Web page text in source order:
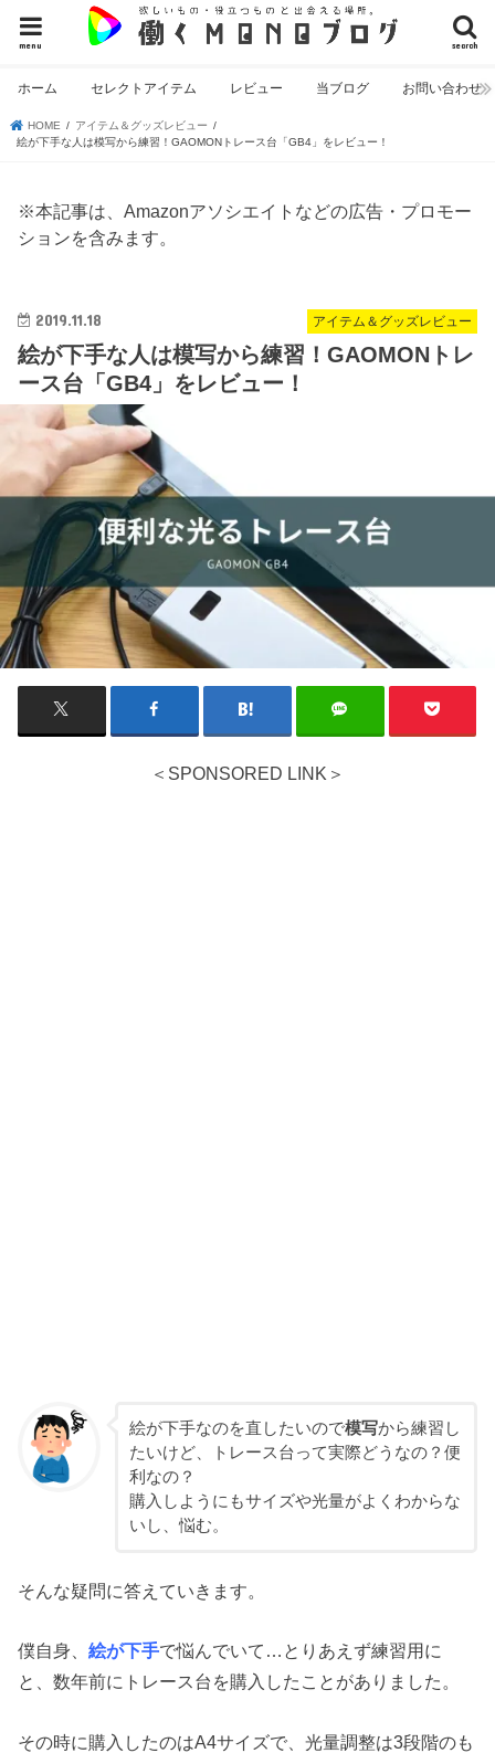
search
menu
ホーム セレクトアイテム レビュー 当ブログ お問い合わせ
HOME
アイテム＆グッズレビュー
絵が下手な人は模写から練習！GAOMONトレース台「GB4」をレビュー！
※本記事は、Amazonアソシエイトなどの広告・プロモー
ションを含みます。
アイテム＆グッズレビュー
2019.11.18
絵が下手な人は模写から練習！GAOMONトレ
ース台「GB4」をレビュー！
＜SPONSORED LINK＞
絵が下手なのを直したいので模写から練習し
たいけど、トレース台って実際どうなの？便
利なの？
購入しようにもサイズや光量がよくわからな
いし、悩む。
そんな疑問に答えていきます。
僕自身、絵が下手で悩んでいて…とりあえず練習用に
と、数年前にトレース台を購入したことがありました。
その時に購入したのはA4サイズで、光量調整は3段階のも